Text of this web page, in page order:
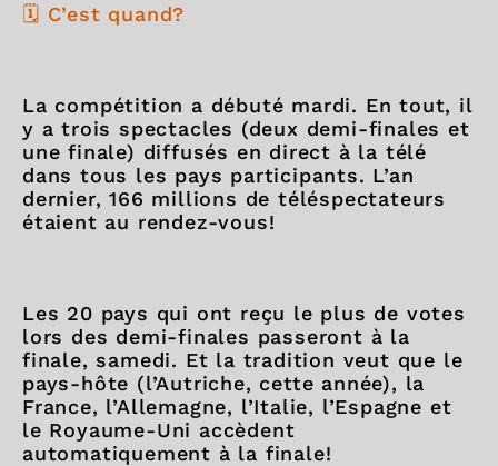
🗓️ C’est quand?
La compétition a débuté mardi. En tout, il
y a trois spectacles (deux demi-finales et
une finale) diffusés en direct à la télé
dans tous les pays participants. L’an
dernier, 166 millions de téléspectateurs
étaient au rendez-vous!
Les 20 pays qui ont reçu le plus de votes
lors des demi-finales passeront à la
finale, samedi. Et la tradition veut que le
pays-hôte (l’Autriche, cette année), la
France, l’Allemagne, l’Italie, l’Espagne et
le Royaume-Uni accèdent
automatiquement à la finale!